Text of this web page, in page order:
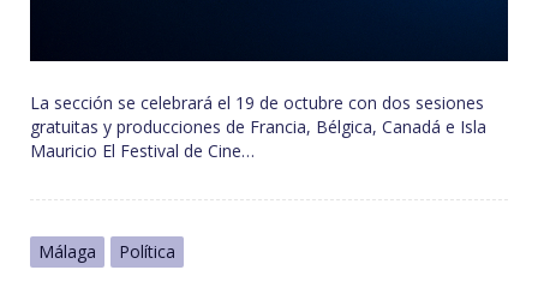
La sección se celebrará el 19 de octubre con dos sesiones
gratuitas y producciones de Francia, Bélgica, Canadá e Isla
Mauricio El Festival de Cine…
Málaga Política